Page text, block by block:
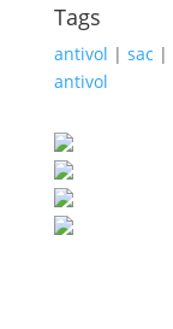
Tags
antivol | sac |
antivol